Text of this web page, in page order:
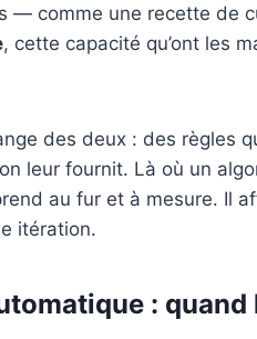
— comme une recette de
, cette capacité qu’ont les
des deux : des règles
leur fournit. Là où un
au fur et à mesure. Il
itération.
: quand